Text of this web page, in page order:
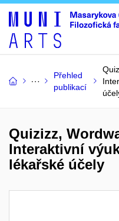
Přehled
publikací
Quizizz,
Interaktivní
lékařské účely